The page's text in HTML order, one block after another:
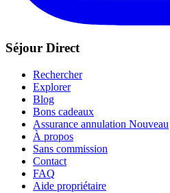
Séjour Direct
Rechercher
Explorer
Blog
Bons cadeaux
Assurance annulation Nouveau
À propos
Sans commission
Contact
FAQ
Aide propriétaire